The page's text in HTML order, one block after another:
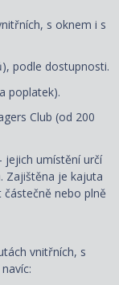
s oknem i s
podle dostupnosti.
poplatek).
Club (od 200
jejich umístění určí
Zajištěna je kajuta
nebo plně
vnitřních, s